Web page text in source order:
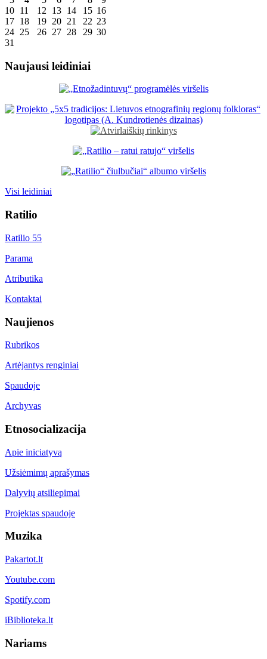
10 11 12 13 14 15 16
17 18 19 20 21 22 23
24 25 26 27 28 29 30
31
Naujausi leidiniai
Visi leidiniai
Ratilio
Ratilio 55
Parama
Atributika
Kontaktai
Naujienos
Rubrikos
Artėjantys renginiai
Spaudoje
Archyvas
Etnosocializacija
Apie iniciatyvą
Užsiėmimų aprašymas
Dalyvių atsiliepimai
Projektas spaudoje
Muzika
Pakartot.lt
Youtube.com
Spotify.com
iBiblioteka.lt
Nariams